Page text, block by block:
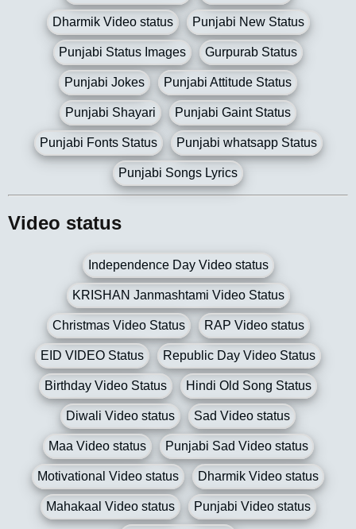
Dharmik Video status Punjabi New Status
Punjabi Status Images Gurpurab Status
Punjabi Jokes Punjabi Attitude Status
Punjabi Shayari Punjabi Gaint Status
Punjabi Fonts Status Punjabi whatsapp Status
Punjabi Songs Lyrics
Video status
Independence Day Video status
KRISHAN Janmashtami Video Status
Christmas Video Status RAP Video status
EID VIDEO Status Republic Day Video Status
Birthday Video Status Hindi Old Song Status
Diwali Video status Sad Video status
Maa Video status Punjabi Sad Video status
Motivational Video status Dharmik Video status
Mahakaal Video status Punjabi Video status